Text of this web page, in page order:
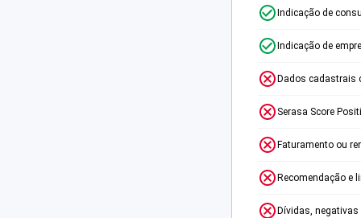
Indicação de
Indicação de
Dados cadastrais
Serasa Score
Faturamento ou
Recomendação e
Dívidas, negativas